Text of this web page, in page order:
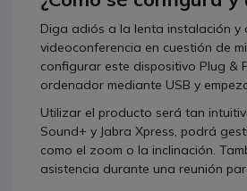
Diga adiós a la lenta instalación y
videoconferencia en cuestión de
configurar este dispositivo Plug &
ordenador mediante USB y
Utilizar el producto será tan
Sound+ y Jabra Xpress, podrá
como el zoom o la inclinación.
asistencia durante una reunión